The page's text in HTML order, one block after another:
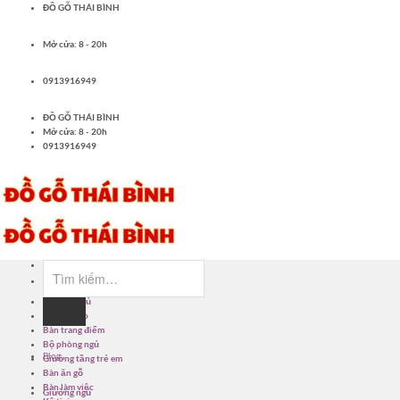
ĐỒ GỖ THÁI BÌNH
Mở cửa: 8 - 20h
0913916949
ĐỒ GỖ THÁI BÌNH
Mở cửa: 8 - 20h
0913916949
Giường ngủ
Tủ quần áo
Bàn trang điểm
Bộ phòng ngủ
Giường tầng trẻ em
Bàn ăn gỗ
Bàn làm việc
kiếm:
Blog
Giường ngủ